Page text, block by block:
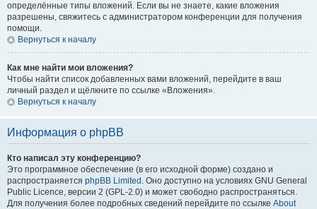
определённые типы вложений. Если вы не знаете, какие вложения
разрешены, свяжитесь с администратором конференции для получения
помощи.
Вернуться к началу
Как мне найти мои вложения?
Чтобы найти список добавленных вами вложений, перейдите в ваш
личный раздел и щёлкните по ссылке «Вложения».
Вернуться к началу
Информация о phpBB
Кто написал эту конференцию?
Это программное обеспечение (в его исходной форме) создано и
распространяется phpBB Limited . Оно доступно на условиях GNU General
Public Licence, версии 2 (GPL-2.0) и может свободно распространяться.
Для получения более подробных сведений перейдите по ссылке About